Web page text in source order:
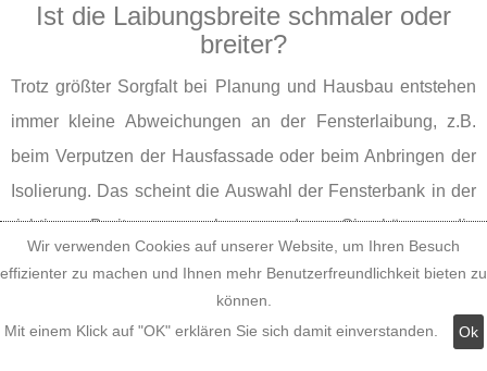
Ist die Laibungsbreite schmaler oder
breiter?
Trotz größter Sorgfalt bei Planung und Hausbau entstehen
immer kleine Abweichungen an der Fensterlaibung, z.B.
beim Verputzen der Hausfassade oder beim Anbringen der
Isolierung. Das scheint die Auswahl der Fensterbank in der
richtigen Breite zu erschweren, denn Sie können die
kürzen noch verlängern - nur in der Leibungstiefe an die
Maße Ihrer Fensterlaibungstiefen anpassen. Genau das
Wir verwenden Cookies auf unserer Website, um Ihren Besuch
effizienter zu machen und Ihnen mehr Benutzerfreundlichkeit bieten zu
können.
Mit einem Klick auf "OK" erklären Sie sich damit einverstanden.
Ok